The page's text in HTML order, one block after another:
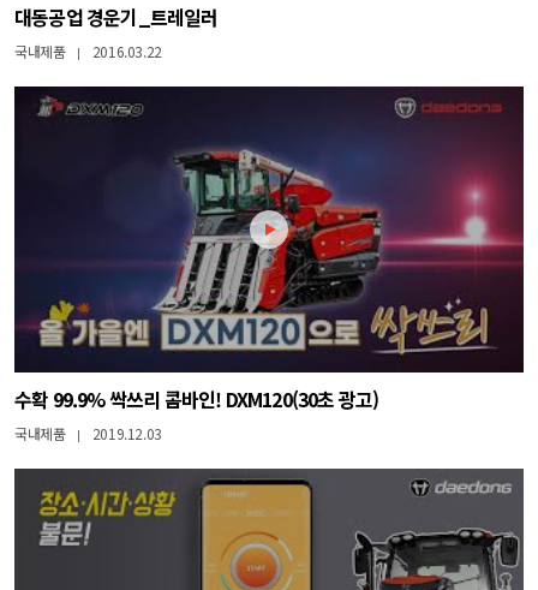
대동공업 경운기_트레일러
국내제품 | 2016.03.22
수확 99.9% 싹쓰리 콤바인! DXM120(30초 광고)
국내제품 | 2019.12.03